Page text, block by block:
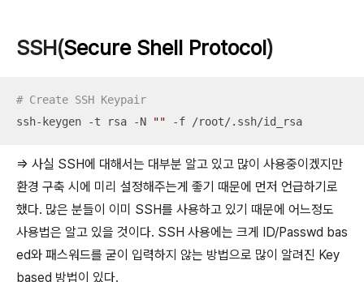
SSH(Secure Shell Protocol)
# Create SSH Keypair
ssh-keygen -t rsa -N
"" -f /root/.ssh/id_rsa
=> 사실 SSH에 대해서는 대부분 알고 있고 많이 사용중이겠지만
환경 구축 시에 미리 설정해주는게 좋기 때문에 먼저 언급하기로
했다. 많은 분들이 이미 SSH를 사용하고 있기 때문에 어느정도
사용법은 알고 있을 것이다. SSH 사용에는 크게 ID/Passwd bas
ed와 패스워드를 굳이 입력하지 않는 방법으로 많이 알려진 Key
based 방법이 있다.